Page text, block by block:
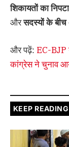
शिकायतोंका
औरसदस्योंकेबीच
और पढ़ें: EC-BJP
कांग्रेस ने चुनाव
KEEP READING